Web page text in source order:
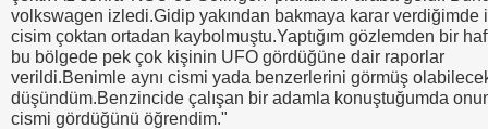
volkswagen izledi.Gidip yakından bakmaya karar verdiğimde
cisim çoktan ortadan kaybolmuştu.Yaptığım gözlemden bir
bu bölgede pek çok kişinin UFO gördüğüne dair raporlar
verildi.Benimle aynı cismi yada benzerlerini görmüş
düşündüm.Benzincide çalışan bir adamla konuştuğumda
cismi gördüğünü öğrendim."